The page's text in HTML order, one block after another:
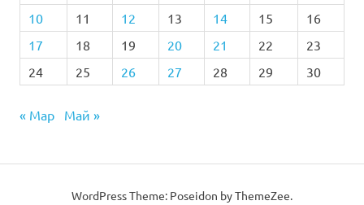
10
11 12 13 14 15
16
17
18 19 20 21 22
23
24
25 26 27 28 29 30
« Мар Май »
WordPress Theme: Poseidon byThemeZee